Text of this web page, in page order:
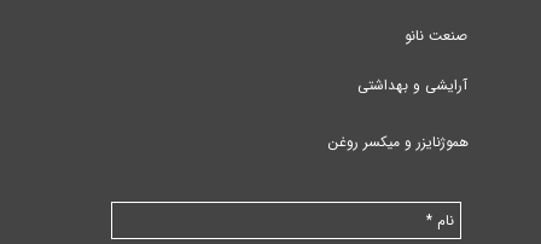
صنعت نانو
آرایشی و بهداشتی
هموژنایزر و میکسر روغن